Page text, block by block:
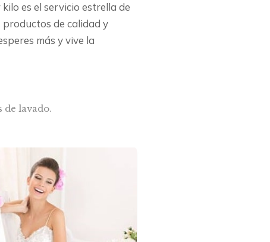
es el servicio estrella de
productos de calidad y
más y vive la
de lavado.